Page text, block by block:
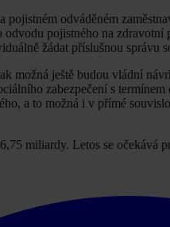
odváděném
pojistného na
žádat příslušnou správu
možná ještě budou vládní
zabezpečení s
a to možná i v přímé
miliardy. Letos se očekává